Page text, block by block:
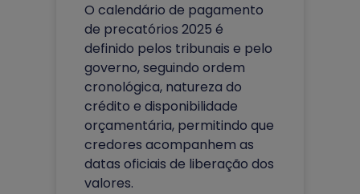
O calendário de pagamento
de precatórios 2025 é
definido pelos tribunais e pelo
governo, seguindo ordem
cronológica, natureza do
crédito e disponibilidade
orçamentária, permitindo que
credores acompanhem as
datas oficiais de liberação dos
valores.